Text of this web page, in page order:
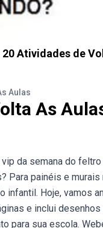
20 Atividades de
Aulas
As
da semana do
Para painéis e
infantil. Hoje, vamos
e inclui
para sua escola.